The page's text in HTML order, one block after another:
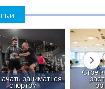
заниматься
спортом